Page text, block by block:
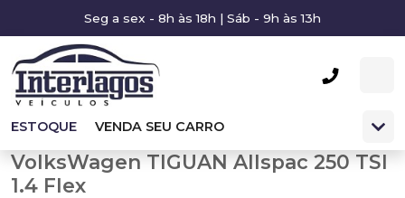
Seg a sex - 8h às 18h | Sáb - 9h às 13h
ESTOQUE VENDA SEU CARRO
VolksWagen TIGUAN Allspac 250 TSI
1.4 Flex